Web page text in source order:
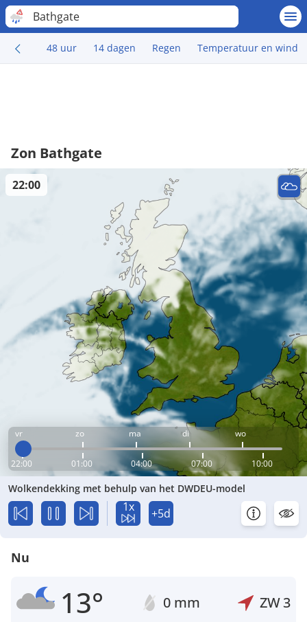
Bathgate
48 uur 14 dagen Regen Temperatuur en wind
Zon Bathgate
vr zo ma di wo
22:00 01:00 04:00 07:00 10:00
22:00
Wolkendekking met behulp van het DWDEU-model
1x +5d
Nu
13° 0 mm ZW3